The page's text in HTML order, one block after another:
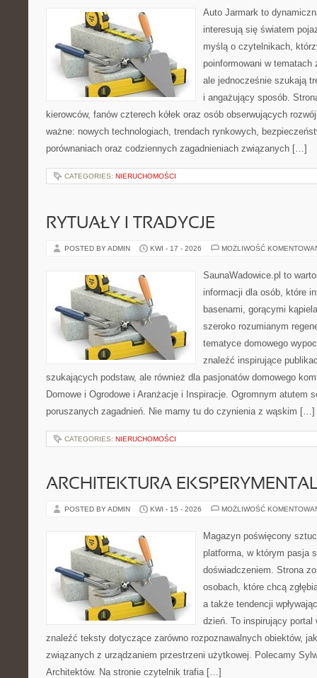
Auto Jarmark to
interesują się światem
myślą o czytelnikach,
poinformowani w
ale jednocześnie szukają
i angażujący sposób.
kierowców, fanów czterech kółek oraz osób obserwujących
ważne: nowych technologiach, trendach rynkowych,
porównaniach oraz codziennych zagadnieniach związanych […]
CATEGORIES: NIERUCHOMOŚCI
RYTUAŁY I TRADYCJE
POSTED BY ADMIN KWI - 17 - 2026 MOŻLIWOŚĆ
SaunaWadowice.pl to
informacji dla osób, które
basenami, gorącymi
szeroko rozumianym
tematyce domowego
znaleźć inspirujące
szukających podstaw, ale również dla pasjonatów domowego
Domowe i Ogrodowe i Aranżacje i Inspiracje. Ogromnym atutem
poruszanych zagadnień. Nie mamy tu do czynienia z wąskim […]
CATEGORIES: NIERUCHOMOŚCI
ARCHITEKTURA
POSTED BY ADMIN KWI - 15 - 2026 MOŻLIWOŚĆ
Magazyn poświęcony
platforma, w którym pasja
doświadczeniem. Strona
osobach, które chcą
a także tendencji
dzień. To inspirujący
znaleźć teksty dotyczące zarówno rozpoznawalnych obiektów,
związanych z urządzaniem przestrzeni użytkowej. Polecamy
Architektów. Na stronie czytelnik trafia […]